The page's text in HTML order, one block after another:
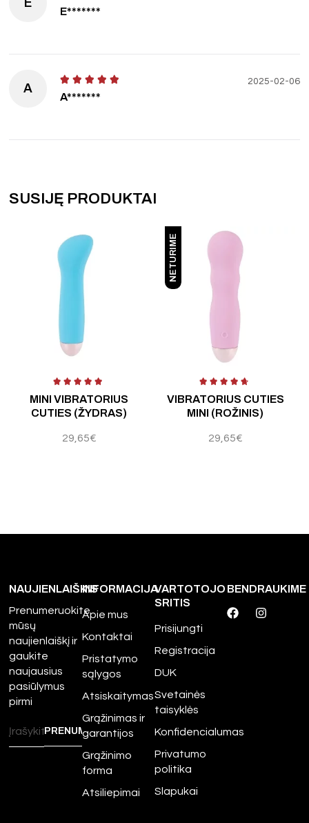
E*******
A
A*******
2025-02-06
SUSIJĘ PRODUKTAI
MINI VIBRATORIUS
CUTIES (ŽYDRAS)
29,65€
NETURIME
VIBRATORIUS CUTIES
MINI (ROŽINIS)
29,65€
Įvertinimas:5.00 Įvertinimas:5.00
NAUJIENLAIŠKIS
Prenumeruokite
mūsų
naujienlaiškį ir
gaukite
naujausius
pasiūlymus
pirmi
INFORMACIJA
Apie mus
Kontaktai
Pristatymo
sąlygos
Atsiskaitymas
Grąžinimas ir
garantijos
Grąžinimo
forma
Atsiliepimai
VARTOTOJO
SRITIS
Prisijungti
Registracija
DUK
Svetainės
taisyklės
Konfidencialumas
Privatumo
politika
Slapukai
BENDRAUKIME